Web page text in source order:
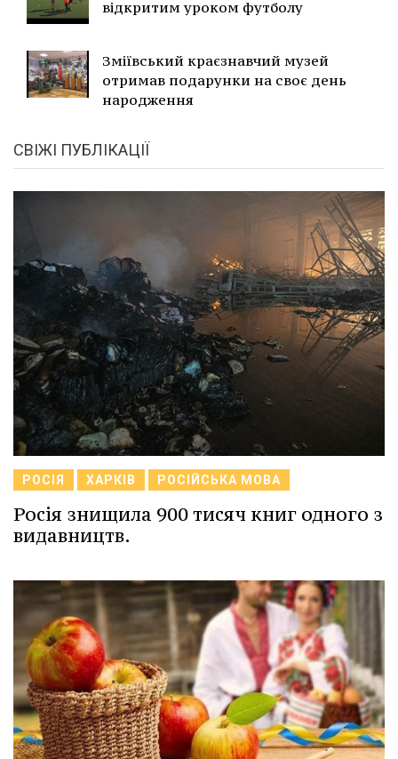
відкритим уроком футболу
Зміївський краєзнавчий музей
отримав подарунки на своє день
народження
СВІЖІ ПУБЛІКАЦІЇ
РОСІЯ ХАРКІВ РОСІЙСЬКА МОВА
Росія знищила 900 тисяч книг одного з
видавництв.